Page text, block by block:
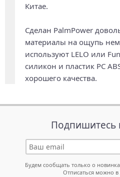
Китае.
Cделан PalmPower
материалы на ощупь
используют LELO или
силикон и пластик PC
хорошего качества.
Подпишитесь
Будем сообщать только о
Отписаться можно